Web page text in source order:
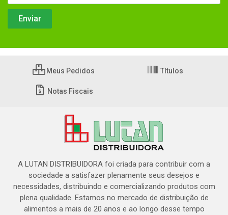
Meus Pedidos Títulos
Notas Fiscais
A LUTAN DISTRIBUIDORA foi criada para contribuir com a
sociedade a satisfazer plenamente seus desejos e
necessidades, distribuindo e comercializando produtos com
plena qualidade. Estamos no mercado de distribuição de
alimentos a mais de 20 anos e ao longo desse tempo